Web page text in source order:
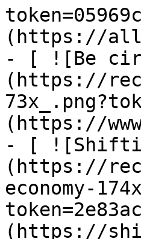
(https://
- [ ![Be
(https://
(https://
- [
(https://
economy-
(https://